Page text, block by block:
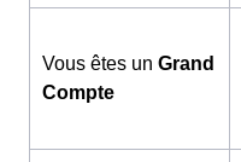
Vous êtes un Grand
Compte